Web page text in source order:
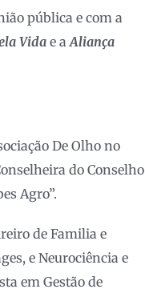
pública e com a
Vida e aAliança
De Olho no
do Conselho
Agro”.
de Familia e
e Neurociência e
em Gestão de